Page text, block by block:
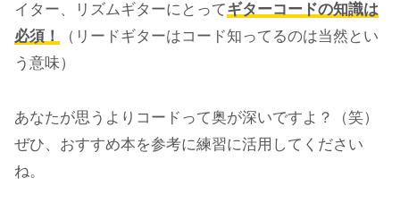
イター、リズムギターにとってギターコードの知識は
必須！
（リードギターはコード知ってるのは当然とい
う意味）
あなたが思うよりコードって奥が深いですよ？（笑）
ぜひ、おすすめ本を参考に練習に活用してください
ね。